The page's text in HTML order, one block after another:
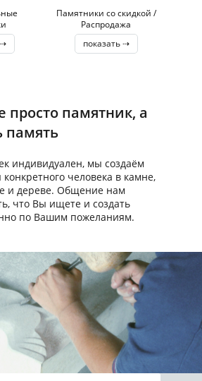
Памятники со скидкой /
Распродажа
показать ⇢
просто памятник, а
память
индивидуален, мы создаём
человека в камне,
и дереве. Общение нам
что Вы ищете и создать
по Вашим пожеланиям.